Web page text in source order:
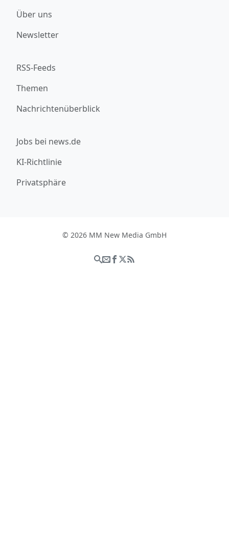
Über uns
Newsletter
RSS-Feeds
Themen
Nachrichtenüberblick
Jobs bei news.de
KI-Richtlinie
Privatsphäre
© 2026 MM New Media GmbH